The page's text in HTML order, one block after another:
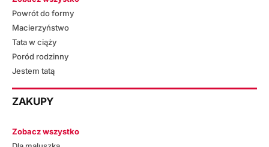
Powrót do formy
Macierzyństwo
Tata w ciąży
Poród rodzinny
Jestem tatą
ZAKUPY
Zobacz wszystko